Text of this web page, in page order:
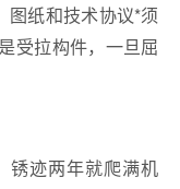
图纸和技术协议*须
受拉构件，一旦屈
锈迹两年就爬满机